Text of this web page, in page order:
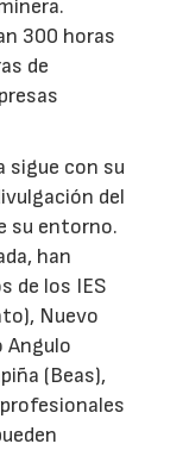
300 horas
de
sigue con su
del
su entorno.
han
de los IES
Nuevo
Angulo
(Beas),